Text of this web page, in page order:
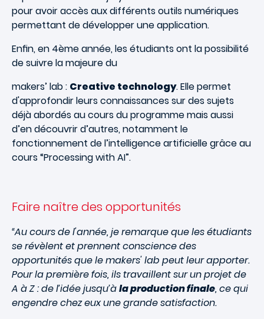
pour avoir accès aux différents outils numériques
permettant de développer une application.
Enﬁn, en 4ème année, les étudiants ont la possibilité
de suivre la majeure du
makers’ lab : Creative technology. Elle permet
d'approfondir leurs connaissances sur des sujets
déjà abordés au cours du programme mais aussi
d’en découvrir d’autres, notamment le
fonctionnement de l’intelligence artificielle grâce au
cours “Processing with AI”.
Faire naître des opportunités
“Au cours de l'année, je remarque que les étudiants
se révèlent et prennent conscience des
opportunités que le makers' lab peut leur apporter.
Pour la première fois, ils travaillent sur un projet de
A à Z : de l’idée jusqu’àla production finale, ce qui
engendre chez eux une grande satisfaction.